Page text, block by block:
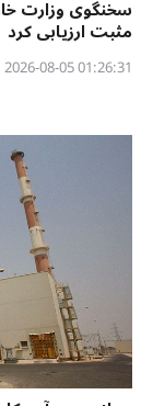
سخنگوی وزارت
مثبت ارزیابی کرد
01:26:31 2026-08-05